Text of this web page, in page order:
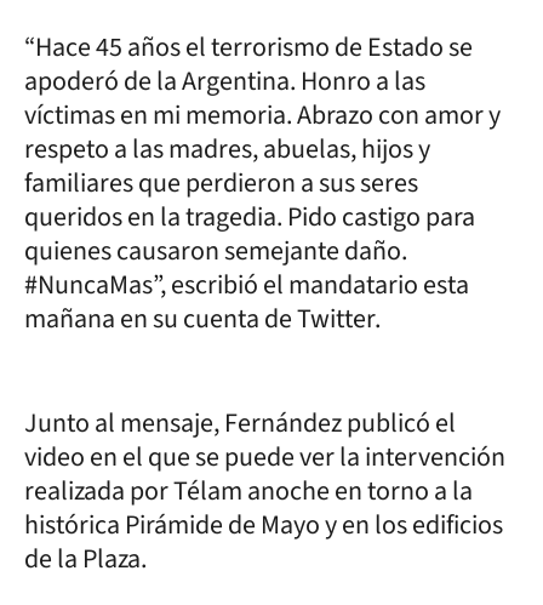
“Hace 45 años el terrorismo de Estado se
apoderó de la Argentina. Honro a las
víctimas en mi memoria. Abrazo con amor y
respeto a las madres, abuelas, hijos y
familiares que perdieron a sus seres
queridos en la tragedia. Pido castigo para
quienes causaron semejante daño.
#NuncaMas”, escribió el mandatario esta
mañana en su cuenta de Twitter.
Junto al mensaje, Fernández publicó el
video en el que se puede ver la intervención
realizada por Télam anoche en torno a la
histórica Pirámide de Mayo y en los edificios
de la Plaza.